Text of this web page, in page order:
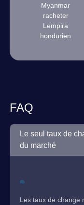
Myanmar
racheter
Lempira
hondurien
FAQ
Le seul taux de
du marché
Les taux de change